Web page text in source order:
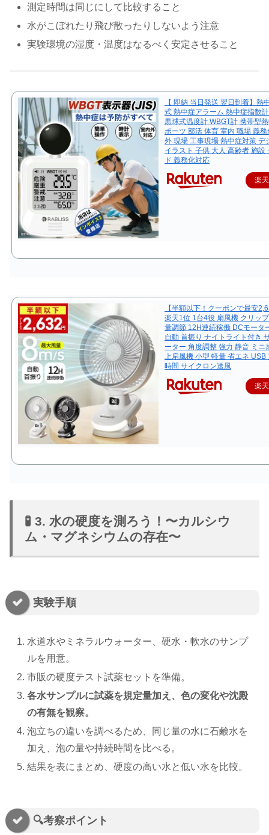
測定時間は同じにして比較すること
水がこぼれたり飛び散ったりしないよう注意
実験環境の湿度・温度はなるべく安定させること
【 即納 当日発送 翌日到着】熱
式 熱中症アラーム 熱中症指数
黒球式温度計 WBGT計 携帯型
ポーツ 部活 体育 室内 職場 義
外 現場 工事現場 熱中症対策 デ
イラスト 子供 大人 高齢者 施設
ド 義務化対応
楽
【半額以下！クーポンで最安
楽天1位 1台4役 扇風機 クリッ
量調節 12H連続稼働 DCモータ
自動 首振り ナイトライト付き
ーター 角度調整 強力 静音 ミニ
上扇風機 小型 軽量 省エネ USB
時間 サイクロン送風
楽
🧪 3. 水の硬度を測ろう！〜カルシウ
ム・マグネシウムの存在〜
実験手順
水道水やミネラルウォーター、硬水・軟水のサンプ
ルを用意。
市販の硬度テスト試薬セットを準備。
各水サンプルに試薬を規定量加え、色の変化や沈殿
の有無を観察。
泡立ちの違いを調べるため、同じ量の水に石鹸水を
加え、泡の量や持続時間を比べる。
結果を表にまとめ、硬度の高い水と低い水を比較。
🔍考察ポイント